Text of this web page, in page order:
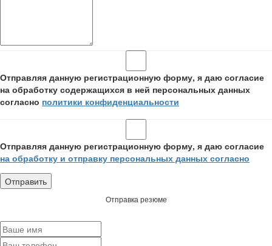
Отправляя данную регистрационную форму, я даю согласие
на обработку содержащихся в ней персональных данных
согласно политики конфиденциальности
Отправляя данную регистрационную форму, я даю согласие
на обработку и отправку персональных данных согласно
Отправка резюме